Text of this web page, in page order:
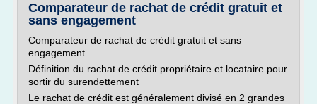
Comparateur de rachat de crédit gratuit et
sans engagement
Comparateur de rachat de crédit gratuit et sans
engagement
Définition du rachat de crédit propriétaire et locataire pour
sortir du surendettement
Le rachat de crédit est généralement divisé en 2 grandes